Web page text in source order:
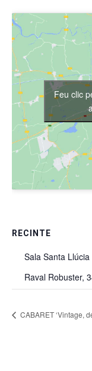
RECINTE
Sala Santa Llúcia
Raval Robuster,
Feu clic
CABARET ‘Vintage,